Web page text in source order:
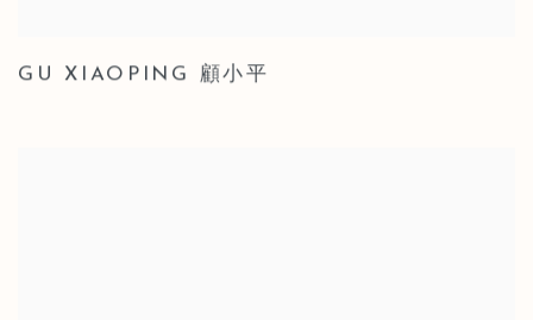
GU XIAOPING 顧小平